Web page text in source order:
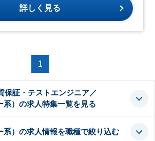
詳しく見る
1
保証・テストエンジニア／
系）の求人特集一覧を見る
系）の求人情報を職種で絞り込む